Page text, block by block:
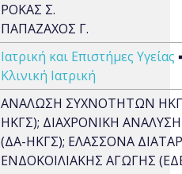
ΡΟΚΑΣ Σ.
ΠΑΠΑΖΑΧΟΣ Γ.
Ιατρική και Επιστήμες Υγείας
Κλινική Ιατρική
ΑΝΑΛΩΣΗ ΣΥΧΝΟΤΗΤΩΝ
ΗΚΓΣ); ΔΙΑΧΡΟΝΙΚΗ
(ΔΑ-ΗΚΓΣ); ΕΛΑΣΣΟΝΑ
ΕΝΔΟΚΟΙΛΙΑΚΗΣ ΑΓΩΓΗΣ